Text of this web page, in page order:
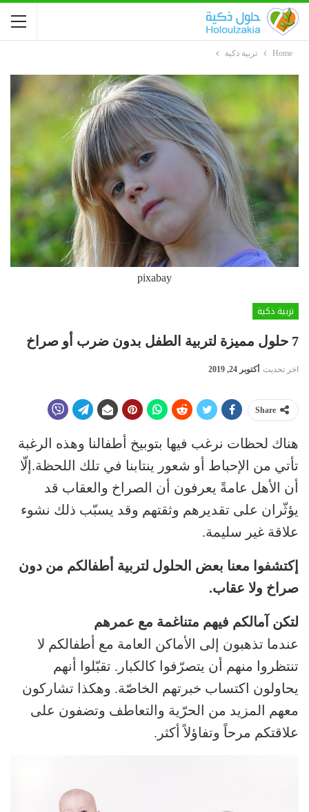
Home تربية ذكية
pixabay
تربية ذكية
7 حلول مميزة لتربية الطفل بدون ضرب أو صراخ
اخر تحديث أكتوبر 24, 2019
Share
هناك لحظات نرغب فيها بتوبيخ أطفالنا وهذه الرغبة
تأتي من الإحباط أو شعور ينتابنا في تلك اللحظة.إلّا
أن الأهل عامةً يعرفون أن الصراخ والعقاب قد
يؤثّران على تقديرهم وثقتهم وقد يسبّب ذلك نشوء
علاقة غير سليمة.
إكتشفوا معنا بعض الحلول لتربية أطفالكم من دون
صراخ ولا عقاب.
لتكن آمالكم فيهم متناغمة مع عمرهم
عندما تذهبون إلى الأماكن العامة مع أطفالكم لا
تنتظروا منهم أن يتصرّفوا كالكبار. تقبّلوا أنهم
يحاولون اكتساب خبرتهم الخاصّة. وهكذا تشاركون
معهم المزيد من الحرّية والتعاطف وتضفون على
علاقتكم مرحاً وتفاؤلاً أكثر.